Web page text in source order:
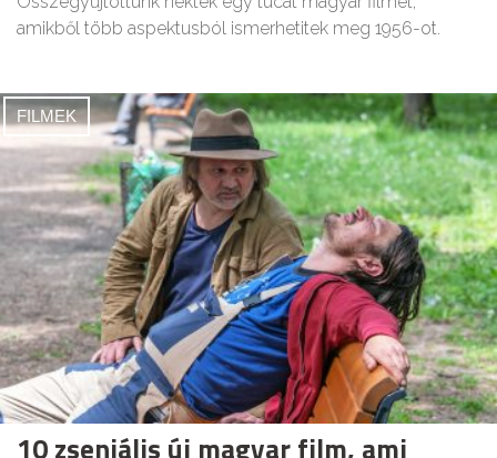
amikből több aspektusból ismerhetitek meg 1956-ot.
FILMEK
10 zseniális új magyar film, ami